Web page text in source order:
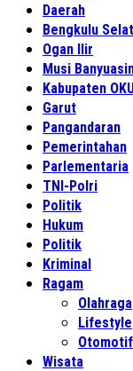
Daerah
Bengkulu
Ogan Ilir
Musi
Kabupaten
Garut
Pangandaran
Pemerintahan
Parlementaria
TNI-Polri
Politik
Hukum
Politik
Kriminal
Ragam
Olahraga
Lifestyle
Otomotif
Wisata